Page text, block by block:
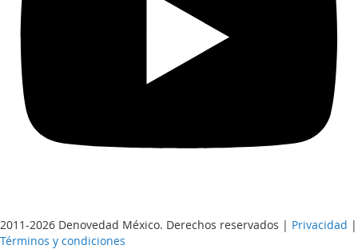
2011-2026 Denovedad México. Derechos reservados | Privacidad |
Términos y condiciones